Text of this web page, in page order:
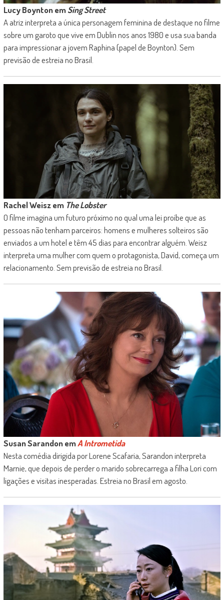
Lucy Boynton emSing Street
A atriz interpreta a única personagem feminina de destaque no filme
sobre um garoto que vive em Dublin nos anos 1980 e usa sua banda
para impressionar a jovem Raphina (papel de Boynton). Sem
previsão de estreia no Brasil.
Rachel Weisz em The Lobster
O filme imagina um futuro próximo no qual uma lei proíbe que as
pessoas não tenham parceiros: homens e mulheres solteiros são
enviados a um hotel e têm 45 dias para encontrar alguém. Weisz
interpreta uma mulher com quem o protagonista, David, começa um
relacionamento. Sem previsão de estreia no Brasil.
Susan Sarandon emA Intrometida
Nesta comédia dirigida por Lorene Scafaria, Sarandon interpreta
Marnie, que depois de perder o marido sobrecarrega a filha Lori com
ligações e visitas inesperadas. Estreia no Brasil em agosto.